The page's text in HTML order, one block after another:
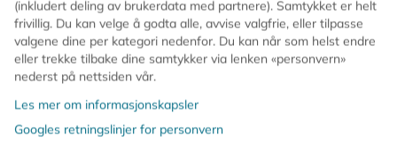
andre små Maileg-figurer.
🐭 Passer til Baby Mus
🚽 Toalettsete som kan åpnes og lukkes
🏠 Perfekt til baderommet i SuitCasa-huset
🌿 Hvit og sort tidløst design
(inkludert deling av brukerdata med partnere). Samtykket er helt
frivillig. Du kan velge å godta alle, avvise valgfrie, eller tilpasse
valgene dine per kategori nedenfor. Du kan når som helst endre
eller trekke tilbake dine samtykker via lenken «personvern»
nederst på nettsiden vår.
Les mer om informasjonskapsler
Googles retningslinjer for personvern